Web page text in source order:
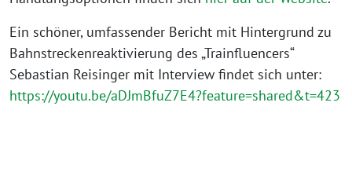
Ein schöner, umfassender Bericht mit Hintergrund zu
Bahnstreckenreaktivierung des „Trainfluencers“
Sebastian Reisinger mit Interview findet sich unter:
https://youtu.be/aDJmBfuZ7E4?feature=shared&t=423